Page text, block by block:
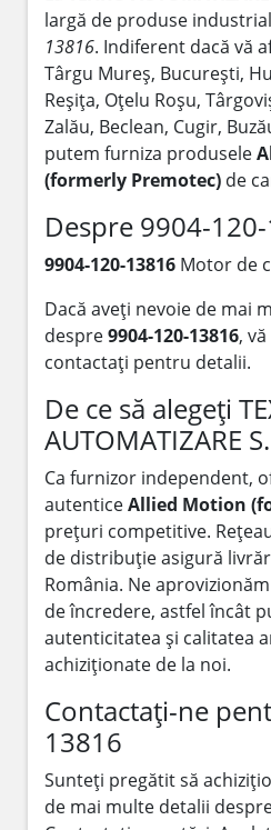
largă de produse
13816. Indiferent dacă vă
Târgu Mureș, București,
Reșița, Oțelu Roșu,
Zalău, Beclean, Cugir,
putem furniza produsele
(formerly Premotec) de
Despre 9904-
9904-120-13816 Motor de
Dacă aveți nevoie de mai
despre9904-120-13816,
contactați pentru detalii.
De ce să alegeți
AUTOMATIZARE
Ca furnizor independent,
autenticeAllied Motion
prețuri competitive.
de distribuție asigură
România. Ne
de încredere, astfel încât
autenticitatea și calitatea
achiziționate de la noi.
Contactați-ne
13816
Sunteți pregătit să
de mai multe detalii